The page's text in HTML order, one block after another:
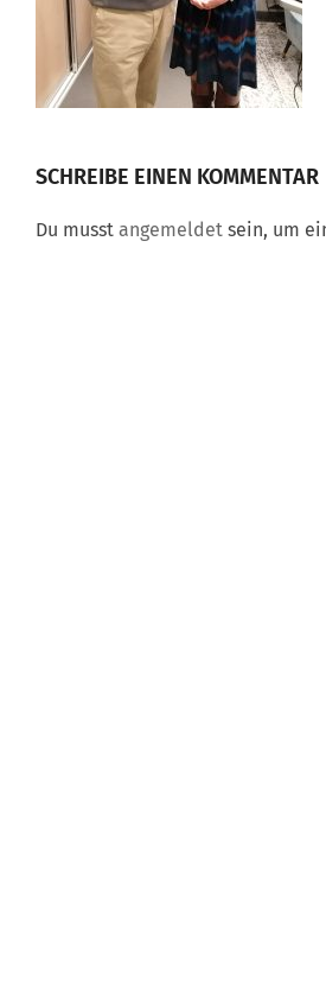
SCHREIBE EINEN KOMMENTAR
Du musst angemeldet sein, um